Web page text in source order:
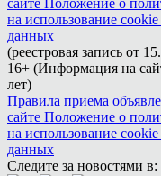
на использование cookie
данных
(реестровая запись от
16+ (Информация на
лет)
Правила приема
сайте Положение о
на использование cookie
данных
Следите за новостями в: